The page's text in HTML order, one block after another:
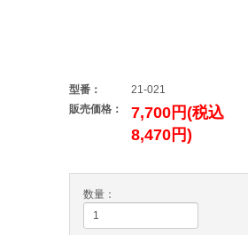
型番：
21-021
販売価格：
7,700円(税込
8,470円)
数量：